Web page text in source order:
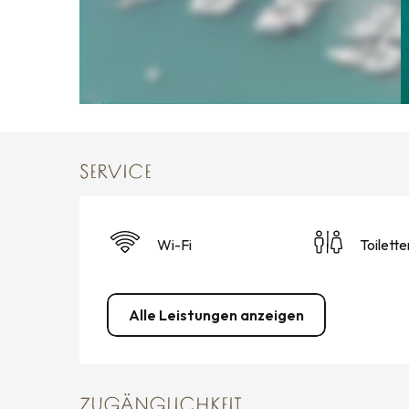
SERVICE
Wi-Fi
Alle Leistungen anzeigen